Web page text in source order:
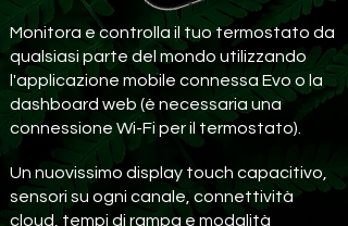
Monitora e controlla il tuo termostato da
qualsiasi parte del mondo utilizzando
l'applicazione mobile connessa Evo o la
dashboard web (è necessaria una
connessione Wi-Fi per il termostato).
Un nuovissimo display touch capacitivo,
sensori su ogni canale, connettività
cloud, tempi di rampa e modalità